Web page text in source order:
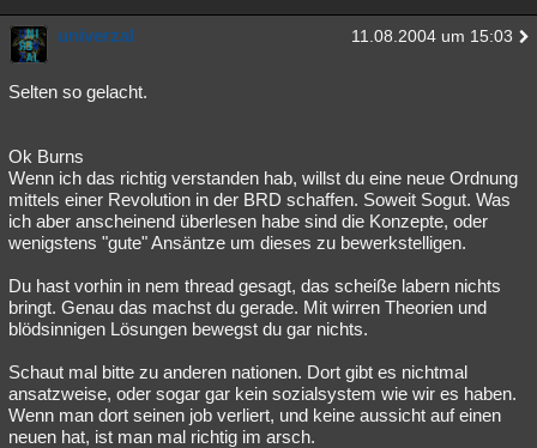
univerzal 11.08.2004 um 15:03
Selten so gelacht.
Ok Burns
Wenn ich das richtig verstanden hab, willst du eine neue Ordnung
mittels einer Revolution in der BRD schaffen. Soweit Sogut. Was
ich aber anscheinend überlesen habe sind die Konzepte, oder
wenigstens "gute" Ansäntze um dieses zu bewerkstelligen.
Du hast vorhin in nem thread gesagt, das scheiße labern nichts
bringt. Genau das machst du gerade. Mit wirren Theorien und
blödsinnigen Lösungen bewegst du gar nichts.
Schaut mal bitte zu anderen nationen. Dort gibt es nichtmal
ansatzweise, oder sogar gar kein sozialsystem wie wir es haben.
Wenn man dort seinen job verliert, und keine aussicht auf einen
neuen hat, ist man mal richtig im arsch.